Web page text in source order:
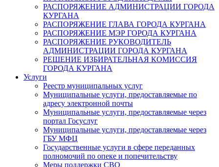
РАСПОРЯЖЕНИЕ АДМИНИСТРАЦИИ ГОРОДА
КУРГАНА
РАСПОРЯЖЕНИЕ ГЛАВА ГОРОДА КУРГАНА
РАСПОРЯЖЕНИЕ МЭР ГОРОДА КУРГАНА
РАСПОРЯЖЕНИЕ РУКОВОДИТЕЛЬ
АДМИНИСТРАЦИИ ГОРОДА КУРГАНА
РЕШЕНИЕ ИЗБИРАТЕЛЬНАЯ КОМИССИЯ
ГОРОДА КУРГАНА
Услуги
Реестр муниципальных услуг
Муниципальные услуги, предоставляемые по
адресу электронной почты
Муниципальные услуги, предоставляемые через
портал Госуслуг
Муниципальные услуги, предоставляемые через
ГБУ МФЦ
Государственные услуги в сфере переданных
полномочий по опеке и попечительству
Меры поддержки СВО